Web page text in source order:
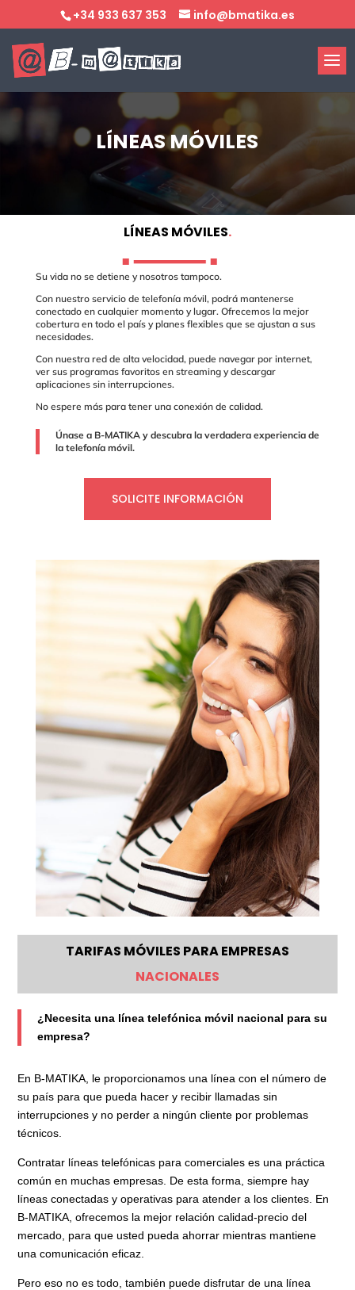
+34 933 637 353 info@bmatika.es
LÍNEAS MÓVILES
LÍNEAS MÓVILES.
Su vida no se detiene y nosotros tampoco.
Con nuestro servicio de telefonía móvil, podrá mantenerse
conectado en cualquier momento y lugar. Ofrecemos la mejor
cobertura en todo el país y planes flexibles que se ajustan a sus
necesidades.
Con nuestra red de alta velocidad, puede navegar por internet,
ver sus programas favoritos en streaming y descargar
aplicaciones sin interrupciones.
No espere más para tener una conexión de calidad.
Únase a B-MATIKA y descubra la verdadera experiencia de
la telefonía móvil.
SOLICITE INFORMACIÓN
TARIFAS MÓVILES PARA EMPRESAS
NACIONALES
¿Necesita una línea telefónica móvil nacional para su
empresa?
En B-MATIKA, le proporcionamos una línea con el número de
su país para que pueda hacer y recibir llamadas sin
interrupciones y no perder a ningún cliente por problemas
técnicos.
Contratar líneas telefónicas para comerciales es una práctica
común en muchas empresas. De esta forma, siempre hay
líneas conectadas y operativas para atender a los clientes. En
B-MATIKA, ofrecemos la mejor relación calidad-precio del
mercado, para que usted pueda ahorrar mientras mantiene
una comunicación eficaz.
Pero eso no es todo, también puede disfrutar de una línea